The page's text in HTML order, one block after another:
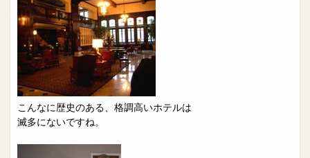
こんなに歴史のある、格調高いホテルは
滅多にないですね。